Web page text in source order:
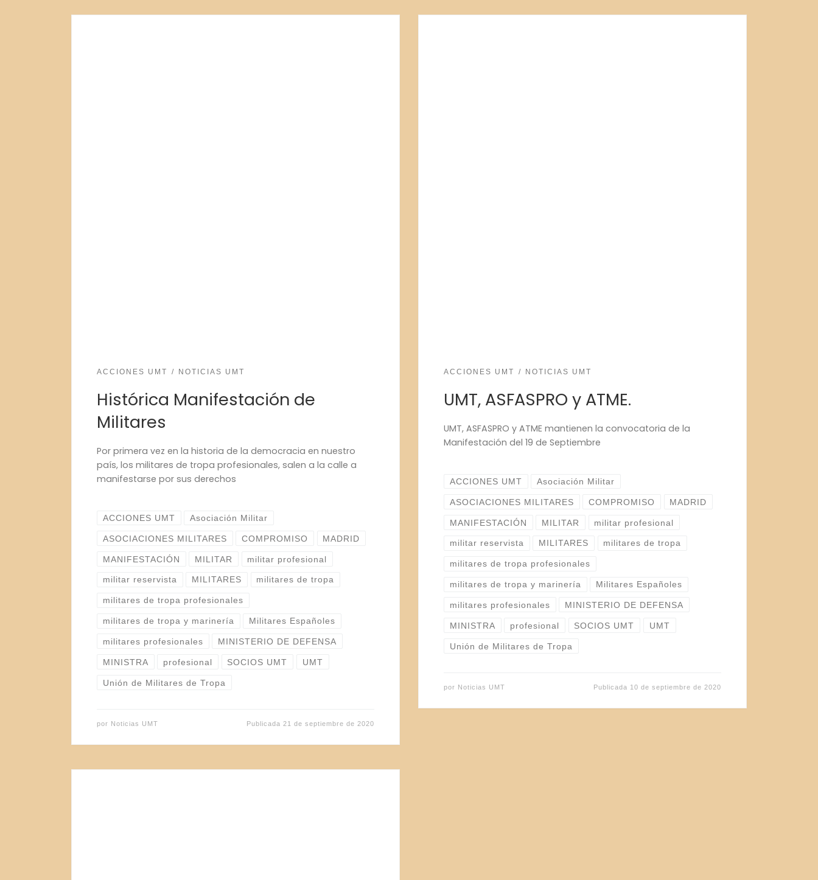
ACCIONES UMT NOTICIAS UMT
Histórica Manifestación de
Militares
Por primera vez en la historia de la democracia en nuestro
país, los militares de tropa profesionales, salen a la calle a
manifestarse por sus derechos
ACCIONES UMT Asociación Militar
ASOCIACIONES MILITARES COMPROMISO MADRID
MANIFESTACIÓN MILITAR militar profesional
militar reservista MILITARES militares de tropa
militares de tropa profesionales
militares de tropa y marinería Militares Españoles
militares profesionales MINISTERIO DE DEFENSA
MINISTRA profesional SOCIOS UMT UMT
Unión de Militares de Tropa
por Noticias UMT Publicada 21 de septiembre de 2020
ACCIONES UMT NOTICIAS UMT
UMT, ASFASPRO y ATME.
UMT, ASFASPRO y ATME mantienen la convocatoria de la
Manifestación del 19 de Septiembre
ACCIONES UMT Asociación Militar
ASOCIACIONES MILITARES COMPROMISO MADRID
MANIFESTACIÓN MILITAR militar profesional
militar reservista MILITARES militares de tropa
militares de tropa profesionales
militares de tropa y marinería Militares Españoles
militares profesionales MINISTERIO DE DEFENSA
MINISTRA profesional SOCIOS UMT UMT
Unión de Militares de Tropa
por Noticias UMT Publicada 10 de septiembre de 2020